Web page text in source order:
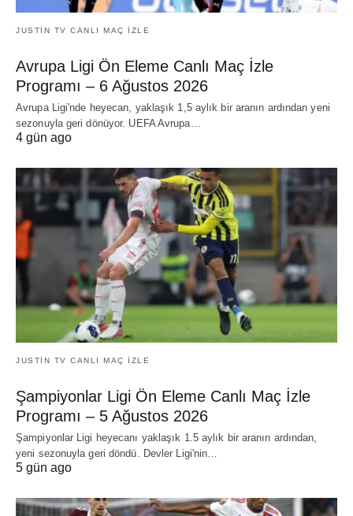
JUSTIN TV CANLI MAÇ İZLE
Avrupa Ligi Ön Eleme Canlı Maç İzle
Programı – 6 Ağustos 2026
Avrupa Ligi'nde heyecan, yaklaşık 1,5 aylık bir aranın ardından yeni
sezonuyla geri dönüyor. UEFA Avrupa…
4 gün ago
JUSTIN TV CANLI MAÇ İZLE
Şampiyonlar Ligi Ön Eleme Canlı Maç İzle
Programı – 5 Ağustos 2026
Şampiyonlar Ligi heyecanı yaklaşık 1.5 aylık bir aranın ardından,
yeni sezonuyla geri döndü. Devler Ligi'nin…
5 gün ago